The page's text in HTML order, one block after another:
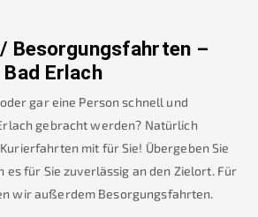
Besorgungsfahrten –
Bad Erlach
gar eine Person schnell und
gebracht werden? Natürlich
mit für Sie! Übergeben Sie
es für Sie zuverlässig an den Zielort. Für
wir außerdem Besorgungsfahrten.